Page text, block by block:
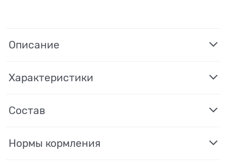
Описание
Характеристики
Состав
Нормы кормления